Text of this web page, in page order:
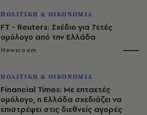
ΠΟΛΙΤΙΚΗ & ΟΙΚΟΝΟΜΙΑ
FT - Reuters: Σχέδιο για 7ετές
ομόλογο από την Ελλάδα
Newsroom
ΠΟΛΙΤΙΚΗ & ΟΙΚΟΝΟΜΙΑ
Financial Times: Με επταετές
ομόλογο, η Ελλάδα σχεδιάζει να
επιστρέψει στις διεθνείς αγορές